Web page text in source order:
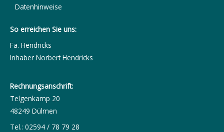
Datenhinweise
So erreichen Sie uns:
Fa. Hendricks
Inhaber Norbert Hendricks
Rechnungsanschrift:
Telgenkamp 20
48249 Dülmen
Tel.: 02594 / 78 79 28